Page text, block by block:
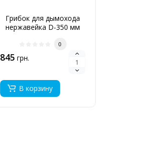
Грибок для дымохода
нержавейка D-350 мм
0
845 грн.
В корзину